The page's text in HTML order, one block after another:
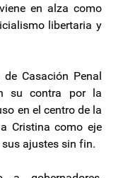
en alza como
libertaria y
Casación Penal
su contra por la
en el centro de la
Cristina como eje
ajustes sin fin.